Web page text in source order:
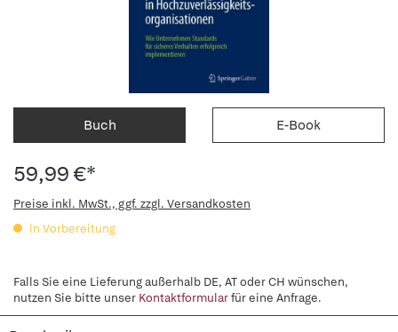
Buch E-Book
59,99 €*
Preise inkl. MwSt., ggf. zzgl. Versandkosten
in Vorbereitung
Falls Sie eine Lieferung außerhalb DE, AT oder CH wünschen,
nutzen Sie bitte unser Kontaktformularfür eine Anfrage.